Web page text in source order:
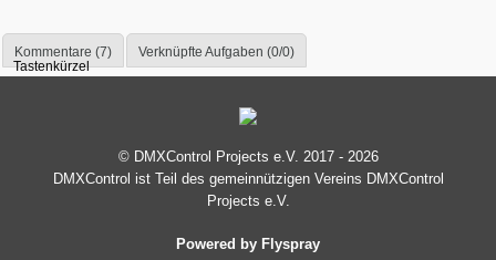
Kommentare (7)
Verknüpfte Aufgaben (0/0)
Tastenkürzel
© DMXControl Projects e.V. 2017 - 2026
DMXControl ist Teil des gemein­nützigen Vereins DMXControl
Projects e.V.
Powered by Flyspray